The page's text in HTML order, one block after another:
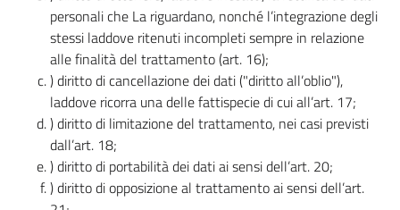
personali che La riguardano, nonché l’integrazione degli
stessi laddove ritenuti incompleti sempre in relazione
alle finalità del trattamento (art. 16);
) diritto di cancellazione dei dati ("diritto all’oblio"),
laddove ricorra una delle fattispecie di cui all’art. 17;
) diritto di limitazione del trattamento, nei casi previsti
dall’art. 18;
) diritto di portabilità dei dati ai sensi dell’art. 20;
) diritto di opposizione al trattamento ai sensi dell’art.